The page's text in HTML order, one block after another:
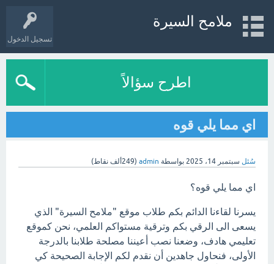
تسجيل الدخول
ملامح السيرة
اطرح سؤالاً
اي مما يلي قوه
سُئل سبتمبر 14، 2025 بواسطة admin
(249ألف نقاط)
اي مما يلي قوه؟
يسرنا لقاءنا الدائم بكم طلاب موقع "ملامح السيرة" الذي
يسعى الى الرقي بكم وترقية مستواكم العلمي، نحن كموقع
تعليمي هادف، وضعنا نصب أعيننا مصلحة طلابنا بالدرجة
الأولى، فنحاول جاهدين أن نقدم لكم الإجابة الصحيحة كي